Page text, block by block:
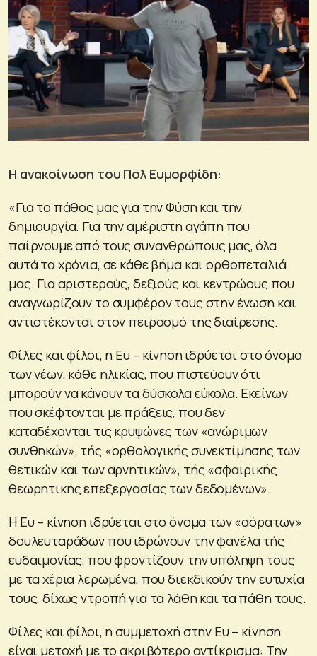
Η ανακοίνωση του Πολ Ευμορφίδη:
«Για το πάθος μας για την Φύση και την
δημιουργία. Για την αμέριστη αγάπη που
παίρνουμε από τους συνανθρώπους μας, όλα
αυτά τα χρόνια, σε κάθε βήμα και ορθοπεταλιά
μας. Για αριστερούς, δεξιούς και κεντρώους που
αναγνωρίζουν το συμφέρον τους στην ένωση και
αντιστέκονται στον πειρασμό της διαίρεσης.
Φίλες και φίλοι, η Ευ – κίνηση ιδρύεται στο όνομα
των νέων, κάθε ηλικίας, που πιστεύουν ότι
μπορούν να κάνουν τα δύσκολα εύκολα. Εκείνων
που σκέφτονται με πράξεις, που δεν
καταδέχονται τις κρυψώνες των «ανώριμων
συνθηκών», τής «ορθολογικής συνεκτίμησης των
θετικών και των αρνητικών», τής «σφαιρικής
θεωρητικής επεξεργασίας των δεδομένων».
Η Ευ – κίνηση ιδρύεται στο όνομα των «αόρατων»
δουλευταράδων που ιδρώνουν την φανέλα τής
ευδαιμονίας, που φροντίζουν την υπόληψη τους
με τα χέρια λερωμένα, που διεκδικούν την ευτυχία
τους, δίχως ντροπή για τα λάθη και τα πάθη τους.
Φίλες και φίλοι, η συμμετοχή στην Ευ – κίνηση
είναι μετοχή με το ακριβότερο αντίκρισμα: Την